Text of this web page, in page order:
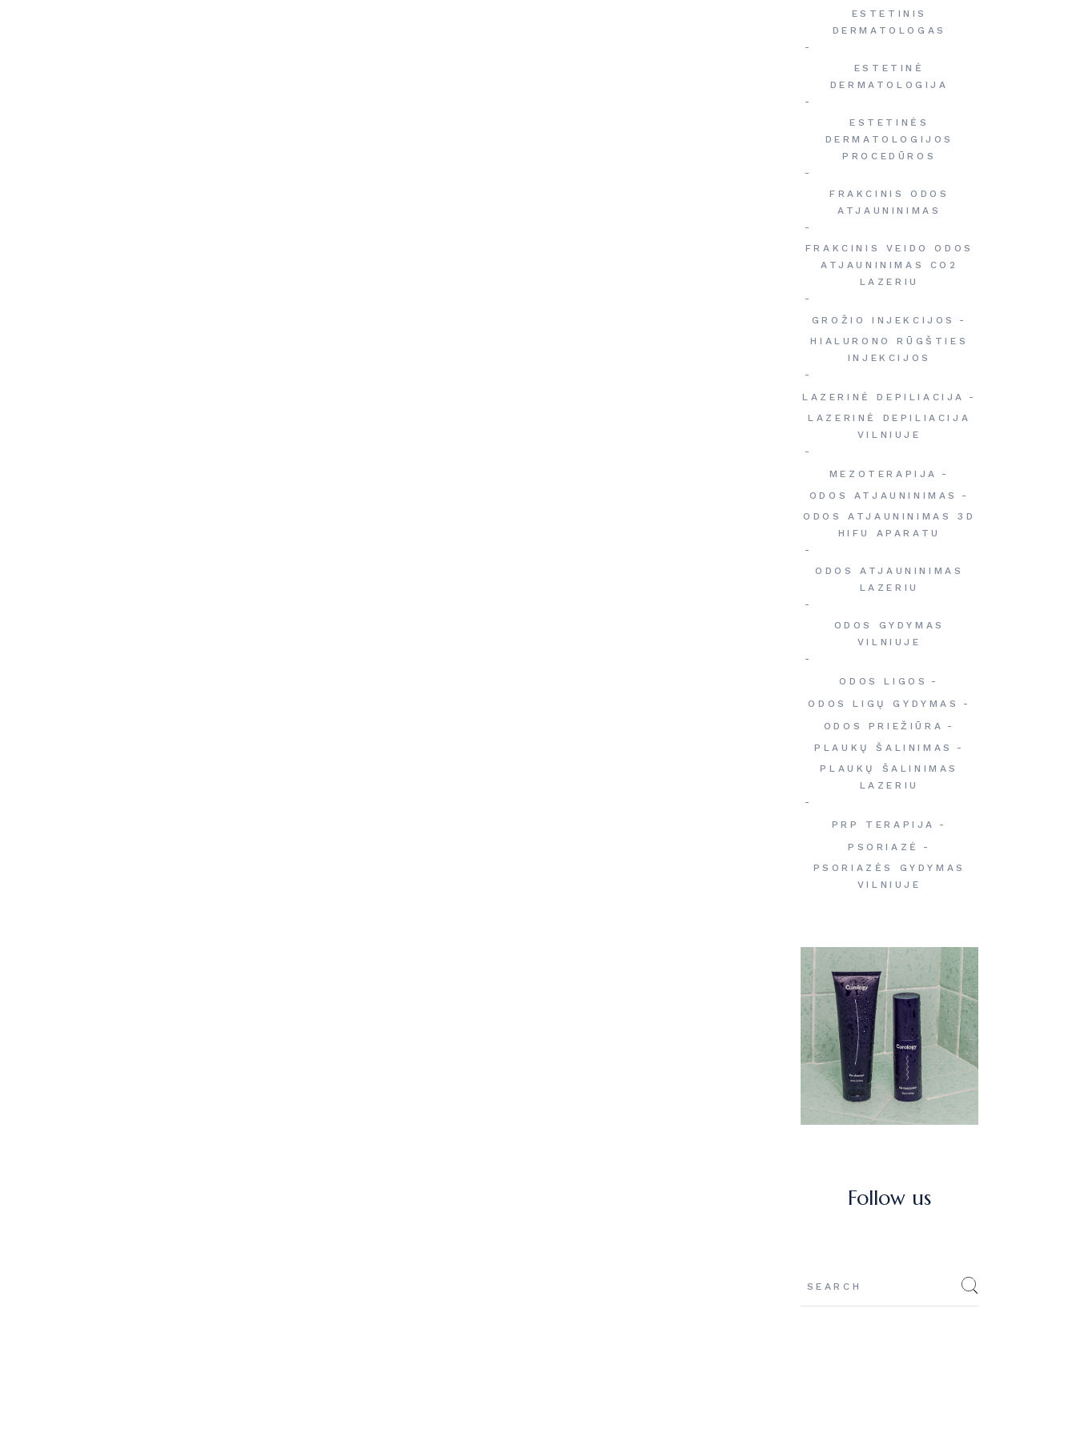
ESTETINIS
DERMATOLOGAS
ESTETINĖ
DERMATOLOGIJA
ESTETINĖS
DERMATOLOGIJOS
PROCEDŪROS
FRAKCINIS ODOS
ATJAUNINIMAS
FRAKCINIS VEIDO ODOS
ATJAUNINIMAS CO2
LAZERIU
GROŽIO INJEKCIJOS
HIALURONO RŪGŠTIES
INJEKCIJOS
LAZERINĖ DEPILIACIJA
LAZERINĖ DEPILIACIJA
VILNIUJE
MEZOTERAPIJA
ODOS ATJAUNINIMAS
ODOS ATJAUNINIMAS 3D
HIFU APARATU
ODOS ATJAUNINIMAS
LAZERIU
ODOS GYDYMAS
VILNIUJE
ODOS LIGOS
ODOS LIGŲ GYDYMAS
ODOS PRIEŽIŪRA
PLAUKŲ ŠALINIMAS
PLAUKŲ ŠALINIMAS
LAZERIU
PRP TERAPIJA
PSORIAZĖ
PSORIAZĖS GYDYMAS
VILNIUJE
Follow us